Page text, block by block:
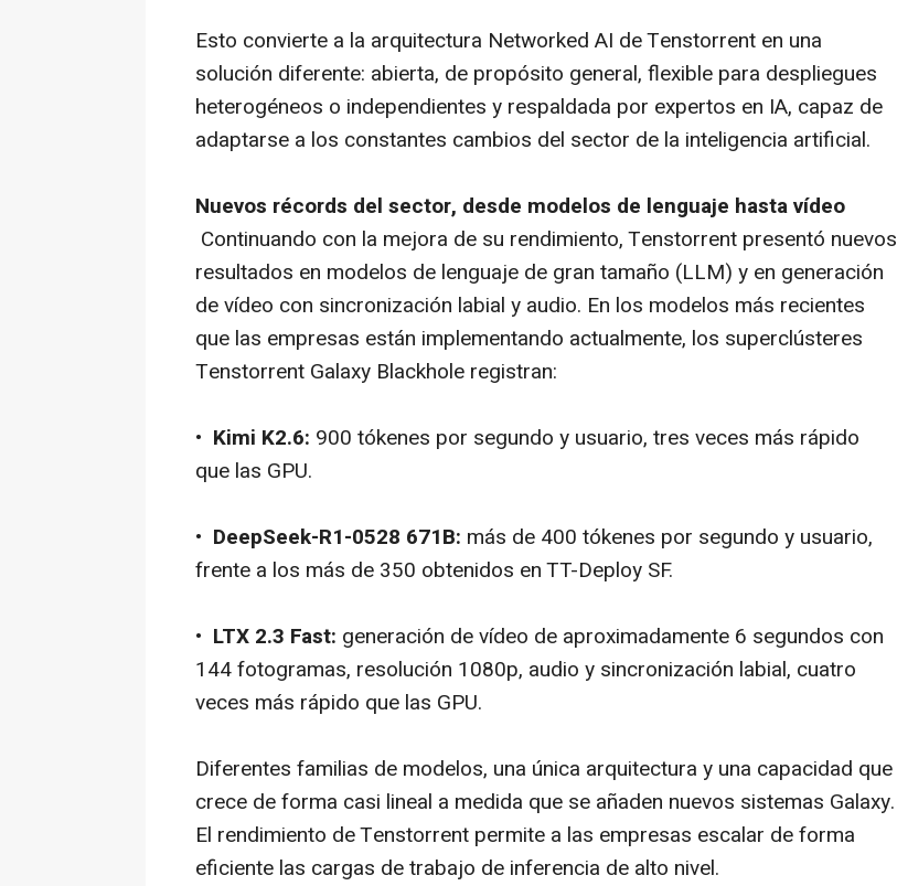
Esto convierte a la arquitectura Networked AI de Tenstorrent en una
solución diferente: abierta, de propósito general, flexible para despliegues
heterogéneos o independientes y respaldada por expertos en IA, capaz de
adaptarse a los constantes cambios del sector de la inteligencia artificial.
Nuevos récords del sector, desde modelos de lenguaje hasta vídeo
Continuando con la mejora de su rendimiento, Tenstorrent presentó nuevos
resultados en modelos de lenguaje de gran tamaño (LLM) y en generación
de vídeo con sincronización labial y audio. En los modelos más recientes
que las empresas están implementando actualmente, los superclústeres
Tenstorrent Galaxy Blackhole registran:
• Kimi K2.6: 900 tókenes por segundo y usuario, tres veces más rápido
que las GPU.
• DeepSeek-R1-0528 671B: más de 400 tókenes por segundo y usuario,
frente a los más de 350 obtenidos en TT-Deploy SF.
• LTX 2.3 Fast: generación de vídeo de aproximadamente 6 segundos con
144 fotogramas, resolución 1080p, audio y sincronización labial, cuatro
veces más rápido que las GPU.
Diferentes familias de modelos, una única arquitectura y una capacidad que
crece de forma casi lineal a medida que se añaden nuevos sistemas Galaxy.
El rendimiento de Tenstorrent permite a las empresas escalar de forma
eficiente las cargas de trabajo de inferencia de alto nivel.